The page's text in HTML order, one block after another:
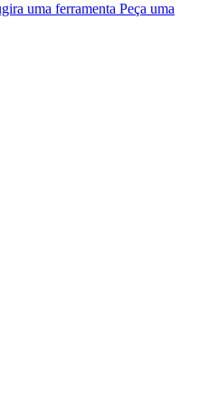
uma ferramenta Peça uma